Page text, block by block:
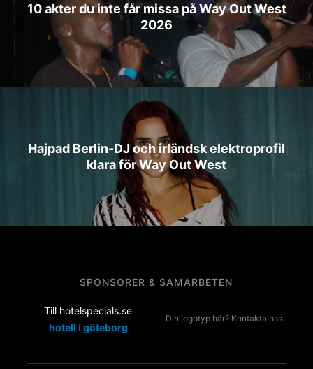
10 akter du inte får missa på Way Out West
2026
Hajpad Berlin-DJ och irländsk elektroprofil
klara för Way Out West
SPONSORER & SAMARBETEN
Till hotelspecials.se
hotell i göteborg
Din logotyp här? Kontakta oss.